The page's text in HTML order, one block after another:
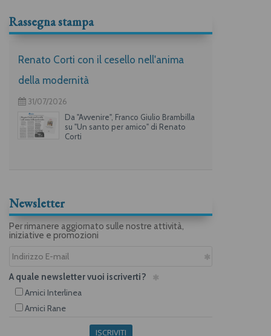
Rassegna stampa
Renato Corti con il cesello nell'anima
della modernità
31/07/2026
Da "Avvenire", Franco Giulio Brambilla
su "Un santo per amico" di Renato
Corti
Newsletter
Per rimanere aggiornato sulle nostre attività,
iniziative e promozioni
A quale newsletter vuoi iscriverti?
Amici Interlinea
Amici Rane
ISCRIVITI